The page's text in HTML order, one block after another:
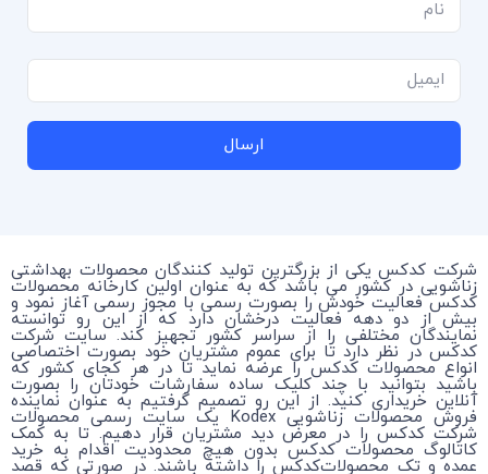
ارسال
شرکت کدکس یکی از بزرگترین تولید کنندگان محصولات بهداشتی
زناشویی در کشور می باشد که به عنوان اولین کارخانه محصولات
کدکس فعالیت خودش را بصورت رسمی با مجوز رسمی آغاز نمود و
بیش از دو دهه فعالیت درخشان دارد که از این رو توانسته
نمایندگان مختلفی را از سراسر کشور تجهیز کند. سایت شرکت
کدکس در نظر دارد تا برای عموم مشتریان خود بصورت اختصاصی
انواع محصولات کدکس را عرضه نماید تا در هر کجای کشور که
باشید بتوانید با چند کلیک ساده سفارشات خودتان را بصورت
آنلاین خریداری کنید. از این رو تصمیم گرفتیم به عنوان نماینده
فروش محصولات زناشویی Kodex یک سایت رسمی محصولات
شرکت کدکس را در معرض دید مشتریان قرار دهیم. تا به کمک
کاتالوگ محصولات کدکس بدون هیچ محدودیت اقدام به خرید
عمده و تک محصولات‌کدکس را داشته باشند. در صورتی که قصد